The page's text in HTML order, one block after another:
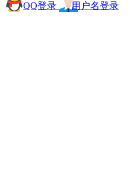
QQ登录
用户名登录